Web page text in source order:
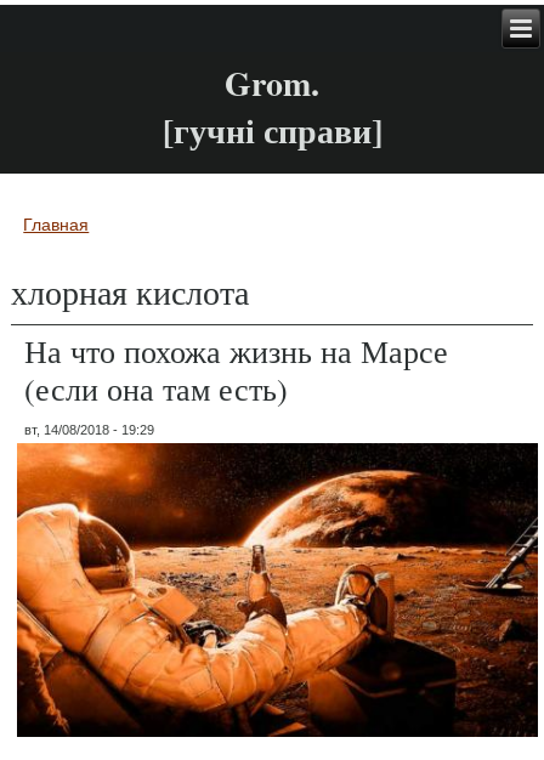
Grom.
[гучні справи]
Вы здесь
Главная
хлорная кислота
На что похожа жизнь на Марсе
(если она там есть)
вт, 14/08/2018 - 19:29